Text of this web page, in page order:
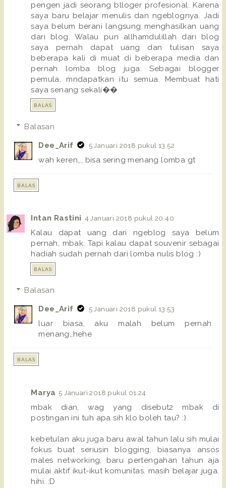
pengen jadi seorang blloger profesional. Karena
saya baru belajar menulis dan ngeblognya. Jadi
saya belum berani langsung menghasilkan uang
dari blog. Walau pun allhamdulillah dari blog
saya pernah dapat uang dan tulisan saya
beberapa kali di muat di beberapa media dan
pernah lomba blog juga. Sebagai blogger
pemula, mndapatkan itu semua. Membuat hati
saya senang sekali��
BALAS
Balasan
Dee_Arif 5 Januari 2018 pukul 13.52
wah keren,,, bisa sering menang lomba gt
BALAS
Intan Rastini 4 Januari 2018 pukul 20.40
Kalau dapat uang dari ngeblog saya belum
pernah, mbak. Tapi kalau dapat souvenir sebagai
hadiah sudah pernah dari lomba nulis blog :)
BALAS
Balasan
Dee_Arif 5 Januari 2018 pukul 13.53
luar biasa, aku malah belum pernah
menang,,hehe
BALAS
Marya 5 Januari 2018 pukul 01.24
mbak dian, wag yang disebut2 mbak di
postingan ini tuh apa sih klo boleh tau? :)
kebetulan aku juga baru awal tahun lalu sih mulai
fokus buat seriusin blogging, biasanya ansos
males networking, baru pertengahan tahun aja
mulai aktif ikut-ikut komunitas. masih belajar juga.
hihi. :D